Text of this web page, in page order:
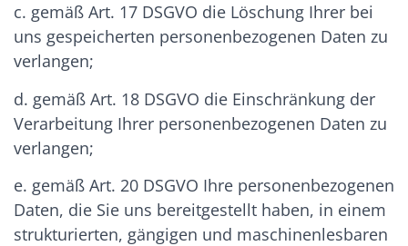
c. gemäß Art. 17 DSGVO die Löschung Ihrer bei
uns gespeicherten personenbezogenen Daten zu
verlangen;
d. gemäß Art. 18 DSGVO die Einschränkung der
Verarbeitung Ihrer personenbezogenen Daten zu
verlangen;
e. gemäß Art. 20 DSGVO Ihre personenbezogenen
Daten, die Sie uns bereitgestellt haben, in einem
strukturierten, gängigen und maschinenlesbaren